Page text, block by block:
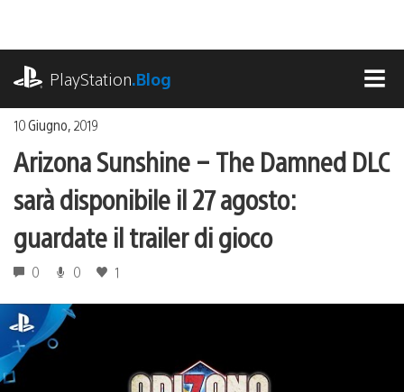
contenuto
PlayStation.Blog
10 Giugno, 2019
Arizona Sunshine – The Damned DLC
sarà disponibile il 27 agosto:
guardate il trailer di gioco
0 0 1